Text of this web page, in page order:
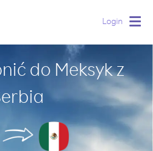
Login
do Meksyk z